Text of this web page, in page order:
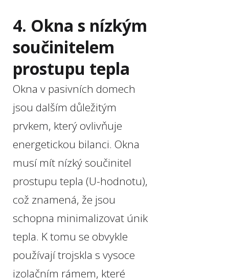
4. Okna s nízkým
součinitelem
prostupu tepla
Okna v pasivních domech
jsou dalším důležitým
prvkem, který ovlivňuje
energetickou bilanci. Okna
musí mít nízký součinitel
prostupu tepla (U-hodnotu),
což znamená, že jsou
schopna minimalizovat únik
tepla. K tomu se obvykle
používají trojskla s vysoce
izolačním rámem, které